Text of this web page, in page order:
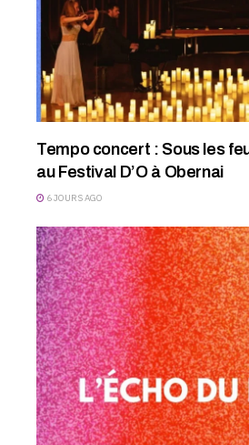
Tempo concert : Sous les
au Festival D’O à Obernai
6 JOURS AGO